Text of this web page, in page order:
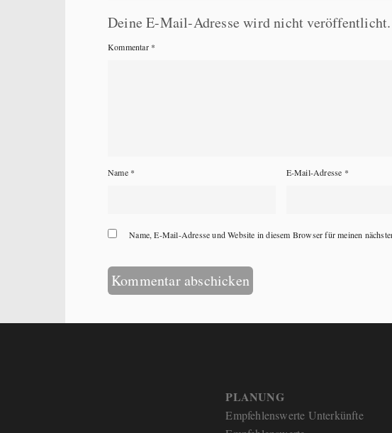
Deine E-Mail-Adresse wird nicht veröffentlicht.
Kommentar *
Name * E-Mail-Adresse *
Name, E-Mail-Adresse und Website in diesem Browser für meinen
PLANUNG
Empfehlenswerte Unterkünfte